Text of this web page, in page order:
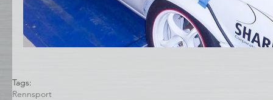
Tags:
Rennsport